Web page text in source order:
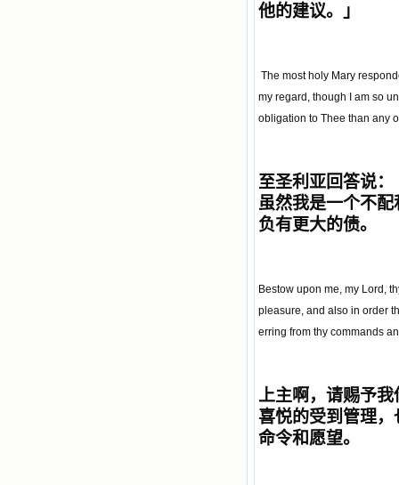
他的建议。
」
The most holy Mary
my regard, though I am so
obligation to Thee than any
至圣利亚回答说：
虽然我是一个不
负有更大的债。
Bestow upon me, my Lord,
pleasure, and also in order
erring from thy commands
上主啊，请赐予
喜悦的受到管理
命令和愿望。